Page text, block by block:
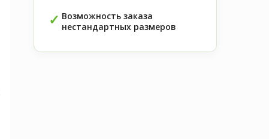
Возможность заказа
нестандартных размеров